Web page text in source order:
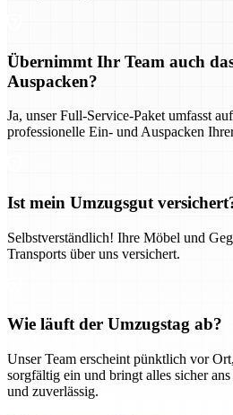
Übernimmt Ihr Team auch
Auspacken?
Ja, unser Full-Service-Paket umfasst
professionelle Ein- und Auspacken
Ist mein Umzugsgut
Selbstverständlich! Ihre Möbel und
Transports über uns versichert.
Wie läuft der Umzugstag ab?
Unser Team erscheint pünktlich vor
sorgfältig ein und bringt alles sicher
und zuverlässig.